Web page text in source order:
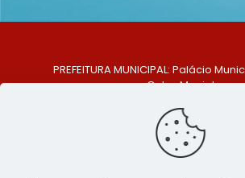
PREFEITURA MUNICIPAL: Palácio
Celso Maciel
Centro, São Bento do Una - PE. CEP:
TELEFONE: (81) 99548-
E-MAIL: